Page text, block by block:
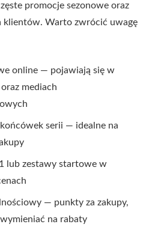
promocje sezonowe oraz
klientów. Warto zwrócić uwagę
online — pojawiają się w
mediach
serii — idealne na
lub zestawy startowe w
— punkty za zakupy,
na rabaty